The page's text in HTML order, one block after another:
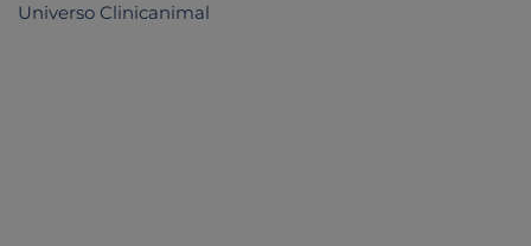
Universo Clinicanimal